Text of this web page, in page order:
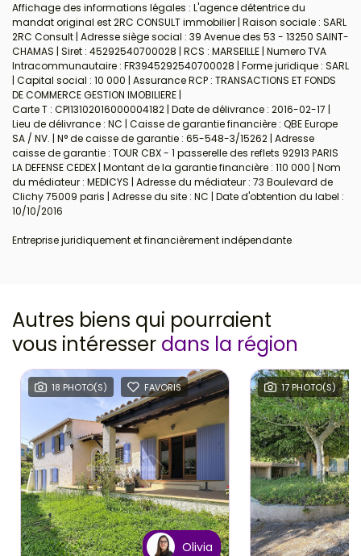
Affichage des informations légales : L'agence détentrice du
mandat original est 2RC CONSULT immobilier | Raison sociale : SARL
2RC Consult | Adresse siège social : 39 Avenue des 53 - 13250 SAINT-
CHAMAS | Siret : 45292540700028 | RCS : MARSEILLE | Numero TVA
Intracommunautaire : FR3945292540700028 | Forme juridique : SARL
| Capital social : 10 000 | Assurance RCP : TRANSACTIONS ET FONDS
DE COMMERCE GESTION IMOBILIERE |
Carte T : CPI13102016000004182 | Date de délivrance : 2016-02-17 |
Lieu de délivrance : NC | Caisse de garantie financière : QBE Europe
SA / NV. | N° de caisse de garantie : 65-548-3/15262 | Adresse
caisse de garantie : TOUR CBX - 1 passerelle des reflets 92913 PARIS
LA DEFENSE CEDEX | Montant de la garantie financière : 110 000 | Nom
du médiateur : MEDICYS | Adresse du médiateur : 73 Boulevard de
Clichy 75009 paris | Adresse du site : NC | Date d'obtention du label :
10/10/2016
Entreprise juridiquement et financièrement indépendante
Autres biens qui pourraient
vous intéresser dans la région
18 PHOTO(S) FAVORIS
Olivia
17 PHOTO(S)